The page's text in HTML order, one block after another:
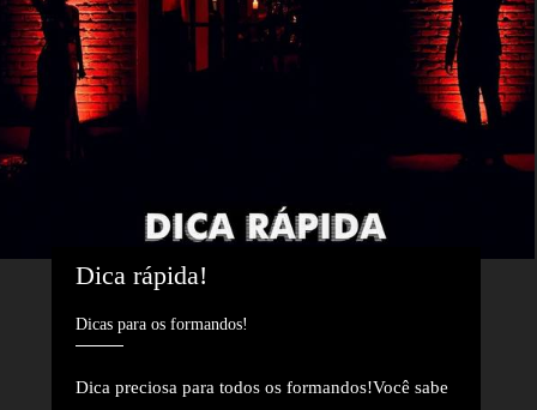
Dica rápida!
Dicas para os formandos!
Dica preciosa para todos os formandos!Você sabe